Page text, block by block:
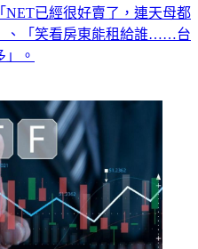
已經很好賣了，連天母都
、「笑看房東能租給誰……台
。